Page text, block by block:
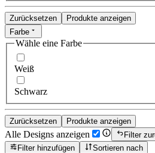
Zurücksetzen
Produkte anzeigen
Farbe
Wähle eine Farbe
Weiß
Schwarz
Zurücksetzen Produkte anzeigen
Alle Designs anzeigen
Filter
Filter hinzufügen
Sortieren nach